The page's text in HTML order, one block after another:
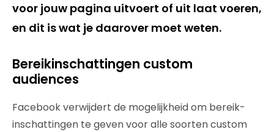
voor jouw pagina uitvoert of uit laat voeren,
en dit is wat je daarover moet weten.
Bereikinschattingen custom
audiences
Facebook verwijdert de mogelijkheid om bereik-
inschattingen te geven voor alle soorten custom